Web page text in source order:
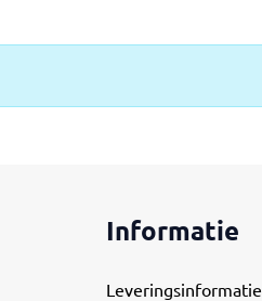
Informatie
Leveringsinformatie